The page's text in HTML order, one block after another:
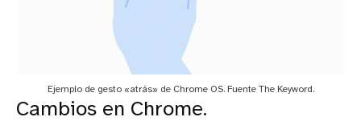
Ejemplo de gesto «atrás» de Chrome OS. Fuente The Keyword.
Cambios en Chrome.